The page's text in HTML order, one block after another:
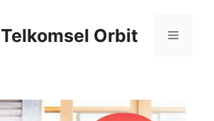
Telkomsel Orbit